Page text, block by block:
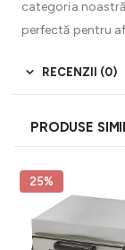
categoria
perfectă pentru
RECENZII (0)
PRODUSE
25%